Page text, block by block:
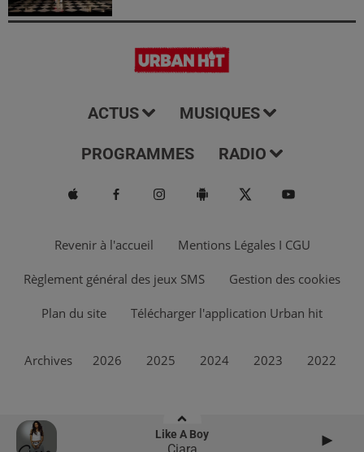
Like A Boy
Ciara
ACTUS MUSIQUES
PROGRAMMES RADIO
Revenir à l'accueil Mentions Légales I CGU
Règlement général des jeux SMS Gestion des cookies
Plan du site Télécharger l'application Urban hit
Archives 2026 2025 2024 2023 2022